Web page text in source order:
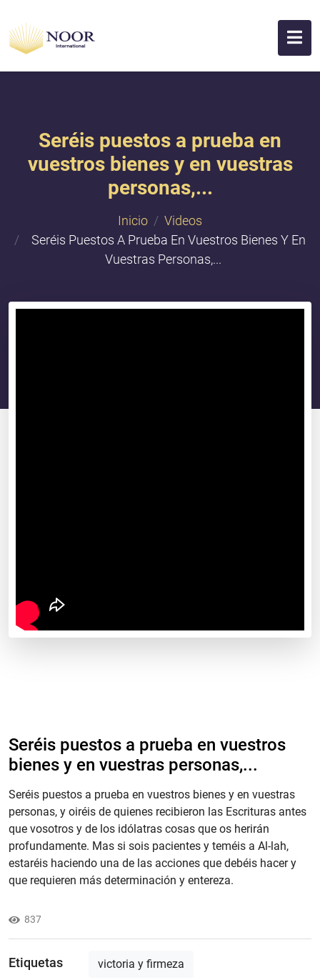
Seréis puestos a prueba en
vuestros bienes y en vuestras
personas,...
Inicio
Videos
Seréis Puestos A Prueba En Vuestros Bienes Y En
Vuestras Personas,...
Seréis puestos a prueba en vuestros
bienes y en vuestras personas,...
Seréis puestos a prueba en vuestros bienes y en vuestras
personas, y oiréis de quienes recibieron las Escrituras antes
que vosotros y de los idólatras cosas que os herirán
profundamente. Mas si sois pacientes y teméis a Al-lah,
estaréis haciendo una de las acciones que debéis hacer y
que requieren más determinación y entereza.
837
Etiquetas victoria y firmeza